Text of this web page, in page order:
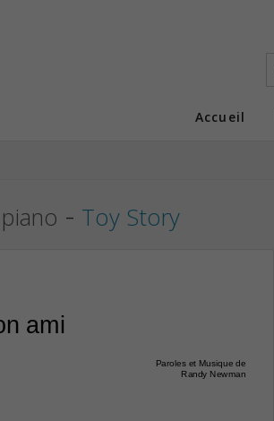
Accueil
- Toy Story
ami
Paroles et Musique de
Randy Newman